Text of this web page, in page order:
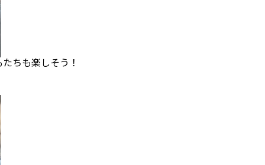
しそう！